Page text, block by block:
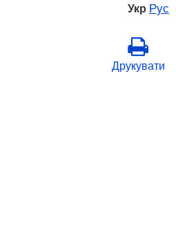
Укр Рус
Друкувати